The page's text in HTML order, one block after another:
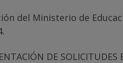
del Ministerio de
DE SOLICITUDES